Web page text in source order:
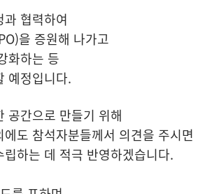
협력하여
을 증원해 나가고
화하는 등
예정입니다.
공간으로 만들기 위해
도 참석자분들께서 의견을 주시면
하는 데 적극 반영하겠습니다.